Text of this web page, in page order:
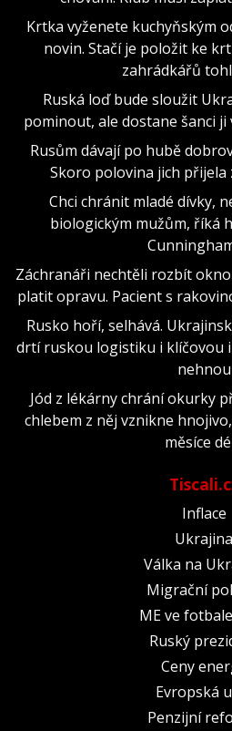
Krtka vyženete kuchyňským
novin. Stačí je položit ke
zahrádkářů
Ruská loď bude sloužit
pominout, ale dostane šanci
Rusům dávají po hubě
Skoro polovina jich přijela
Chci chránit mladé dívky,
biologickým mužům, říká
Záchranáři nechtěli rozbít
platit opravu. Pacient s
Rusko hoří, selhává.
drtí ruskou logistiku i klíčovou
nehnou
Jód z lékárny chrání okurky
chlebem z něj vznikne
měsíce
Inflace
Ukrajina
Válka na
Migrační
ME ve
Ruský
Ceny
Evropská
Penzijní